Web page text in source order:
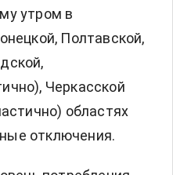
утром в
Полтавской,
Черкасской
областях
отключения.